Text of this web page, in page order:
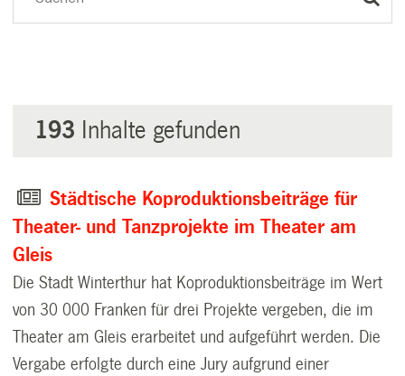
193 Inhalte gefunden
Städtische Koproduktionsbeiträge für
Theater- und Tanzprojekte im Theater am
Gleis
Die Stadt Winterthur hat Koproduktionsbeiträge im Wert
von 30 000 Franken für drei Projekte vergeben, die im
Theater am Gleis erarbeitet und aufgeführt werden. Die
Vergabe erfolgte durch eine Jury aufgrund einer